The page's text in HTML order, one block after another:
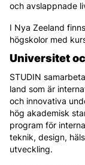
och avslappnade
I Nya Zeeland
högskolor med
Universitet
STUDIN
land som är
och innovativa
hög akademisk
program för
teknik, design,
utveckling.